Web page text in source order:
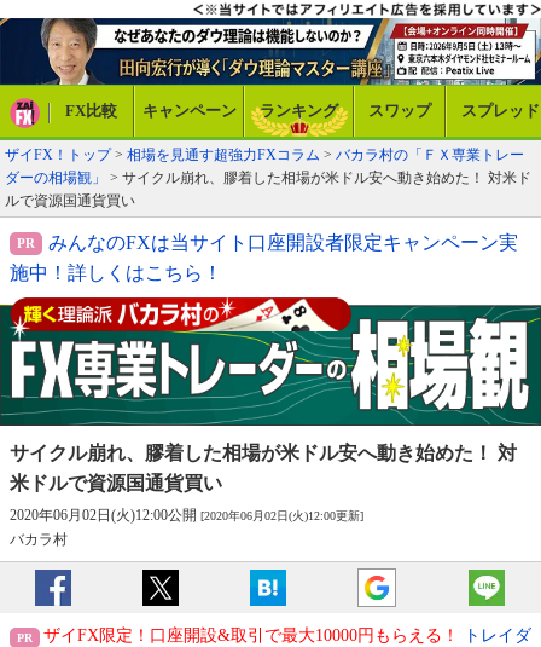
FX比較 キャンペーン ランキング スワップ スプレッド
ザイFX！トップ> 相場を見通す超強力FXコラム > バカラ村の「ＦＸ専業トレー
ダーの相場観」
> サイクル崩れ、膠着した相場が米ドル安へ動き始めた！ 対米ド
ルで資源国通貨買い
みんなのFXは当サイト口座開設者限定キャンペーン実
施中！詳しくはこちら！
サイクル崩れ、膠着した相場が米ドル安へ動き始めた！ 対
米ドルで資源国通貨買い
2020年06月02日(火)12:00公開 [2020年06月02日(火)12:00更新]
バカラ村
ザイFX限定！口座開設&取引で最大10000円もらえる！
トレイダ